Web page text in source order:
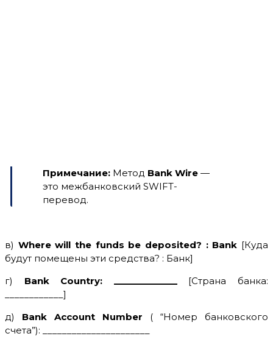
Примечание: Метод Bank Wire —
это межбанковский SWIFT-
перевод.
в) Where will the funds be deposited? : Bank [Куда
будут помещены эти средства? : Банк]
г) Bank Country: _____________[Страна банка:
____________]
д) Bank Account Number ( “Номер банковского
счета”): ______________________